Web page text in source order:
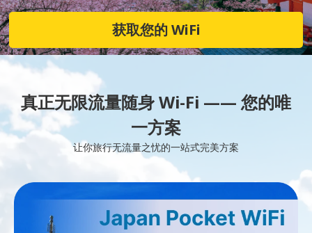
获取您的 WiFi
真正无限流量随身 Wi-Fi —— 您的唯
一方案
让你旅行无流量之忧的一站式完美方案